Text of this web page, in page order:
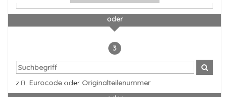
oder
3
z.B. Eurocode oder Originalteilenummer